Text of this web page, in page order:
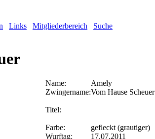
Links Mitgliederbereich Suche
Name:
Amely
Zwingername:Vom Hause Scheuer
Titel:
Farbe:
gefleckt (grautiger)
Wurftag:
17.07.2011